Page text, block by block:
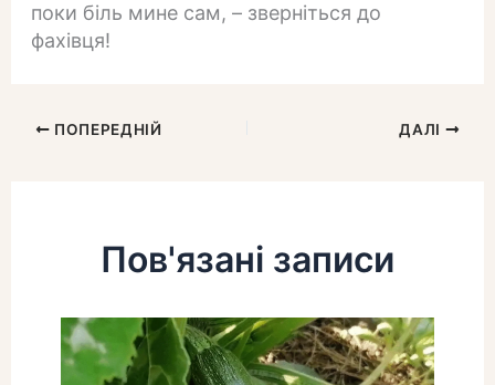
поки біль мине сам, – зверніться до
фахівця!
ПОПЕРЕДНІЙ ДАЛІ
Пов'язані записи